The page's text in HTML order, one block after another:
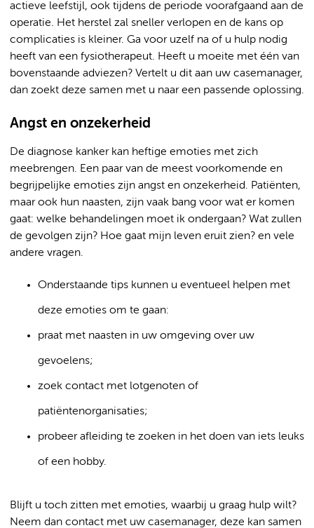
actieve leefstijl, ook tijdens de periode voorafgaand aan de
operatie. Het herstel zal sneller verlopen en de kans op
complicaties is kleiner. Ga voor uzelf na of u hulp nodig
heeft van een fysiotherapeut. Heeft u moeite met één van
bovenstaande adviezen? Vertelt u dit aan uw casemanager,
dan zoekt deze samen met u naar een passende oplossing.
Angst en onzekerheid
De diagnose kanker kan heftige emoties met zich
meebrengen. Een paar van de meest voorkomende en
begrijpelijke emoties zijn angst en onzekerheid. Patiënten,
maar ook hun naasten, zijn vaak bang voor wat er komen
gaat: welke behandelingen moet ik ondergaan? Wat zullen
de gevolgen zijn? Hoe gaat mijn leven eruit zien? en vele
andere vragen.
Onderstaande tips kunnen u eventueel helpen met
deze emoties om te gaan:
praat met naasten in uw omgeving over uw
gevoelens;
zoek contact met lotgenoten of
patiëntenorganisaties;
probeer afleiding te zoeken in het doen van iets leuks
of een hobby.
Blijft u toch zitten met emoties, waarbij u graag hulp wilt?
Neem dan contact met uw casemanager, deze kan samen